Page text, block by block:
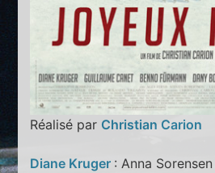
Réalisé par Christian Carion
Diane Kruger : Anna Sorensen